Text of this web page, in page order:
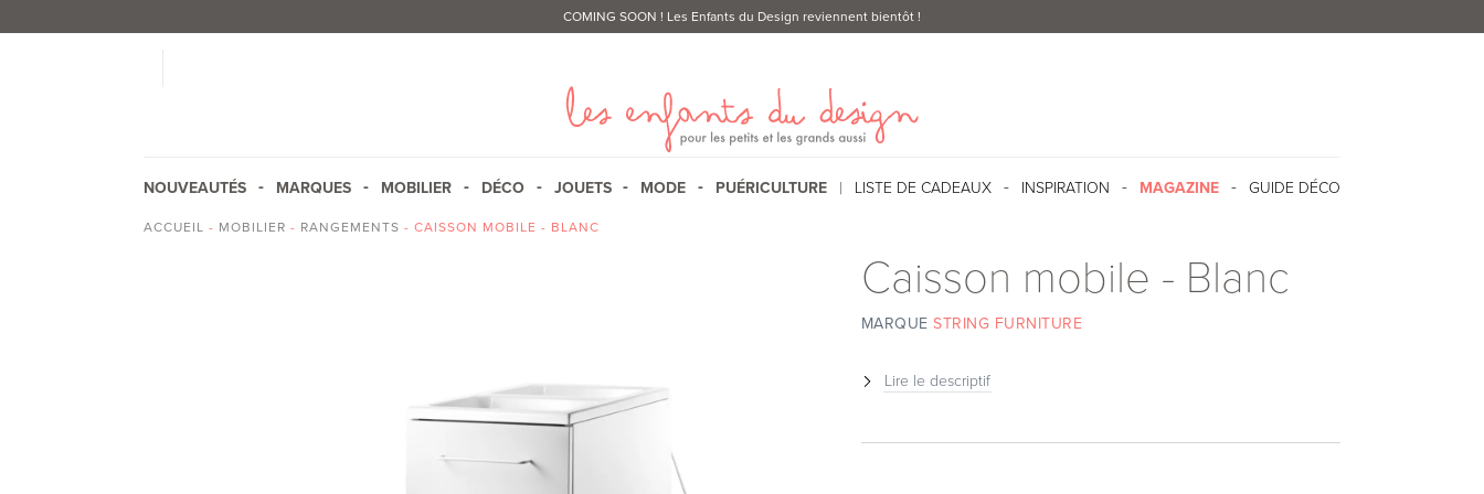
COMING SOON ! Les Enfants du Design reviennent bientôt !
NOUVEAUTÉS MARQUES MOBILIER DÉCO JOUETS MODE PUÉRICULTURE LISTE DE CADEAUX INSPIRATION MAGAZINE GUIDE DÉCO
ACCUEIL - MOBILIER - RANGEMENTS - CAISSON MOBILE - BLANC
Caisson mobile - Blanc
MARQUESTRING FURNITURE
Lire le descriptif